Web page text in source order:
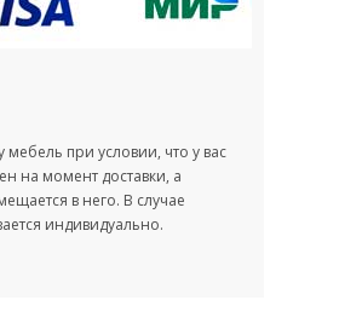
при условии, что у вас
на момент доставки, а
в него. В случае
индивидуально.